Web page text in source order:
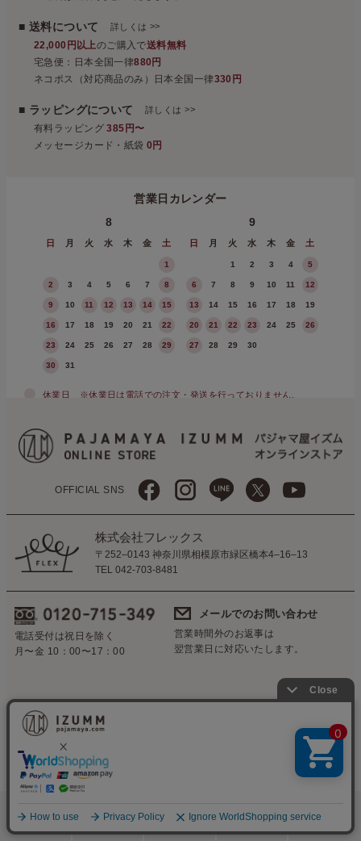
ホーム カート おねむりフェア
■ 送料について 詳しくは >>
22,000円以上のご購入で送料無料
宅急便：日本全国一律880円
ネコポス（対応商品のみ）日本全国一律330円
■ ラッピングについて詳しくは>>
有料ラッピング385円〜
メッセージカード・紙袋0円
営業日カレンダー
8
日 月 火 水 木 金 土
1
2 3 4 5 6 7 8
9 10 11 12 13 14 15
16 17 18 19 20 21 22
23 24 25 26 27 28 29
30 31
9
日 月 火 水 木 金 土
1 2 3 4 5
6 7 8 9 10 11 12
13 14 15 16 17 18 19
20 21 22 23 24 25 26
27 28 29 30
休業日 ※休業日は電話での注文・発送を行っておりません。
OFFICIAL SNS
株式会社フレックス
〒252–0143 神奈川県相模原市緑区橋本4–16–13
TEL 042-703-8481
電話受付は祝日を除く
月〜金 10：00〜17：00
メールでのお問い合わせ
営業時間外のお返事は
翌営業日に対応いたします。
会社概要
個人情報の保護について TOP
© pajamaya izumm パジャマ屋イズム 本店